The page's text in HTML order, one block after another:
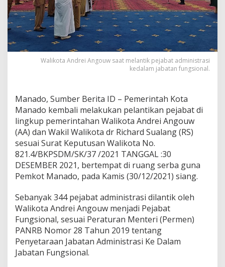
L
a
n
k
3
e
a
b
a
t
F
u
n
g
i
o
n
a
Walikota Andrei Angouw saat melantik pejabat administrasi
kedalam jabatan fungsional.
Manado, Sumber Berita ID – Pemerintah Kota
Manado kembali melakukan pelantikan pejabat di
lingkup pemerintahan Walikota Andrei Angouw
(AA) dan Wakil Walikota dr Richard Sualang (RS)
sesuai Surat Keputusan Walikota No.
821.4/BKPSDM/SK/37 /2021 TANGGAL :30
DESEMBER 2021, bertempat di ruang serba guna
Pemkot Manado, pada Kamis (30/12/2021) siang.
Sebanyak 344 pejabat administrasi dilantik oleh
Walikota Andrei Angouw menjadi Pejabat
Fungsional, sesuai Peraturan Menteri (Permen)
PANRB Nomor 28 Tahun 2019 tentang
Penyetaraan Jabatan Administrasi Ke Dalam
Jabatan Fungsional.